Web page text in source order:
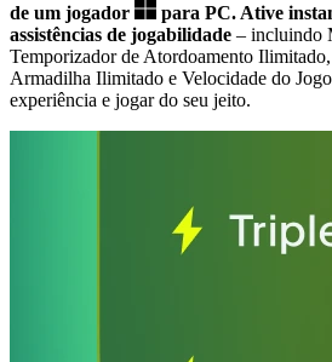
de um jogador
para PC. Ative
assistências de jogabilidade – incluindo
Temporizador de Atordoamento
Armadilha Ilimitado e Velocidade do Jogo
experiência e jogar do seu jeito.